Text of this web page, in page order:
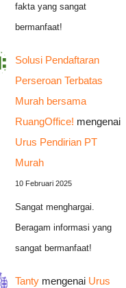
fakta yang sangat
bermanfaat!
Solusi Pendaftaran
Perseroan Terbatas
Murah bersama
RuangOffice! mengenai
Urus Pendirian PT
Murah
10 Februari 2025
Sangat menghargai.
Beragam informasi yang
sangat bermanfaat!
Tantymengenai Urus